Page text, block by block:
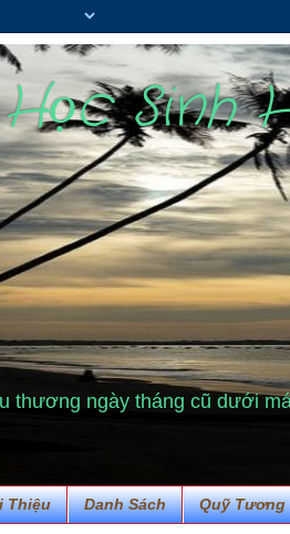
Sinh
thương ngày tháng cũ dưới
Thiệu Danh Sách Quỹ Tương